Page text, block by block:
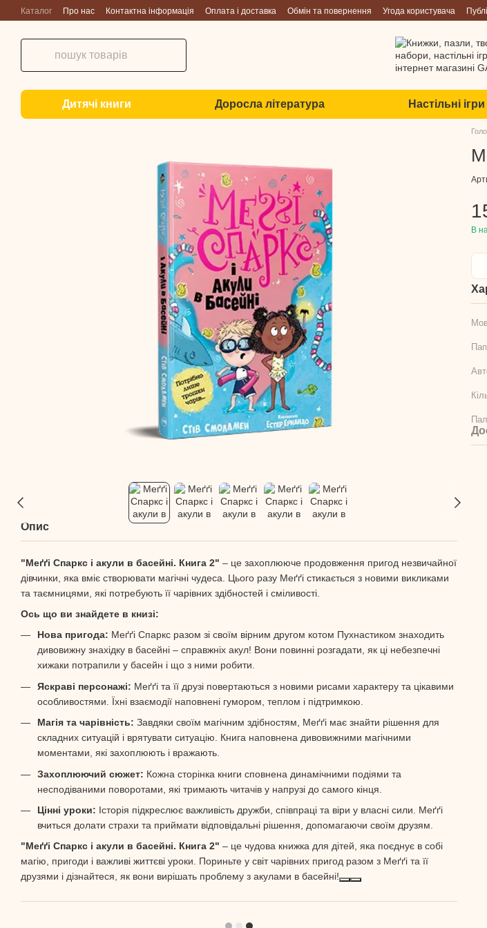
Перейти до основного контенту
Каталог Про нас Контактна інформація Оплата і доставка Обмін та повернення Угода користувача
Дитячі книги Доросла література Настільні ігри
Опис
"Меґґі Спаркс і акули в басейні. Книга 2" – це захоплююче продовження пригод незвичайної
дівчинки, яка вміє створювати магічні чудеса. Цього разу Меґґі стикається з новими викликами
та таємницями, які потребують її чарівних здібностей і сміливості.
Ось що ви знайдете в книзі:
Нова пригода: Меґґі Спаркс разом зі своїм вірним другом котом Пухнастиком знаходить
дивовижну знахідку в басейні – справжніх акул! Вони повинні розгадати, як ці небезпечні
хижаки потрапили у басейн і що з ними робити.
Яскраві персонажі: Меґґі та її друзі повертаються з новими рисами характеру та цікавими
особливостями. Їхні взаємодії наповнені гумором, теплом і підтримкою.
Магія та чарівність: Завдяки своїм магічним здібностям, Меґґі має знайти рішення для
складних ситуацій і врятувати ситуацію. Книга наповнена дивовижними магічними
моментами, які захоплюють і вражають.
Захоплюючий сюжет: Кожна сторінка книги сповнена динамічними подіями та
несподіваними поворотами, які тримають читачів у напрузі до самого кінця.
Цінні уроки: Історія підкреслює важливість дружби, співпраці та віри у власні сили. Меґґі
вчиться долати страхи та приймати відповідальні рішення, допомагаючи своїм друзям.
"Меґґі Спаркс і акули в басейні. Книга 2" – це чудова книжка для дітей, яка поєднує в собі
магію, пригоди і важливі життєві уроки. Пориньте у світ чарівних пригод разом з Меґґі та її
друзями і дізнайтеся, як вони вирішать проблему з акулами в басейні!
В